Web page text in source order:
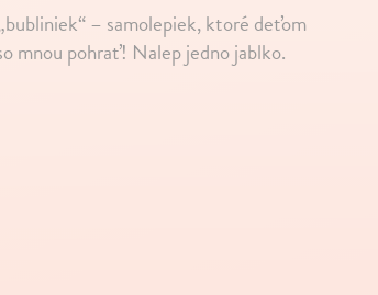
– samolepiek, ktoré deťom
mnou pohrať! Nalep jedno jablko.